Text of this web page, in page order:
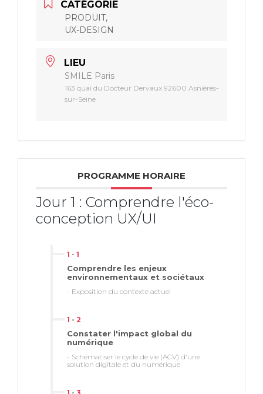
Répartition
Échanges
Evaluation et analyse
CATÉGORIE
PRODUIT,
UX-DESIGN
LIEU
SMILE Paris
163 quai du Docteur Dervaux 92600 Asnières-
sur-Seine
PROGRAMME HORAIRE
Jour 1 : Comprendre l'éco-
conception UX/UI
1 - 1
Comprendre les enjeux
environnementaux et sociétaux
- Exposition du contexte actuel
1 - 2
Constater l'impact global du
numérique
- Schématiser le cycle de vie (ACV) d'une
solution digitale et du numérique